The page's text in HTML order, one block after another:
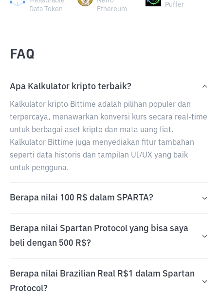
Data Token
Ethereum
Puffer
FAQ
Apa Kalkulator kripto terbaik?
Kalkulator kripto Bittime adalah pilihan populer dan
terpercaya, menawarkan konversi kurs secara real-time
untuk berbagai aset kripto dan mata uang fiat.
Kalkulator Bittime juga menyediakan fitur tambahan
seperti data historis dan tampilan UI/UX yang baik
untuk pengguna.
Berapa nilai 100 R$ dalam SPARTA?
Berapa nilai Spartan Protocol yang bisa saya
beli dengan 500 R$?
Berapa nilai Brazilian Real R$1 dalam Spartan
Protocol?